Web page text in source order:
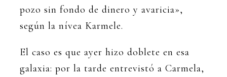
pozo sin fondo de dinero y avaricia»,
según la nívea Karmele.
El caso es que ayer hizo doblete en esa
galaxia: por la tarde entrevistó a Carmela,